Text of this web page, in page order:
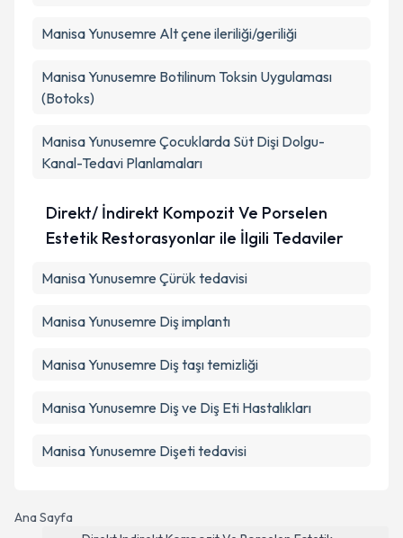
Ana Sayfa
Manisa Yunusemre Alt çene ileriliği/geriliği
Manisa Yunusemre Botilinum Toksin Uygulaması
(Botoks)
Manisa Yunusemre Çocuklarda Süt Dişi Dolgu-
Kanal-Tedavi Planlamaları
Direkt/ İndirekt Kompozit Ve Porselen
Estetik Restorasyonlar ile İlgili Tedaviler
Manisa Yunusemre Çürük tedavisi
Manisa Yunusemre Diş implantı
Manisa Yunusemre Diş taşı temizliği
Manisa Yunusemre Diş ve Diş Eti Hastalıkları
Manisa Yunusemre Dişeti tedavisi